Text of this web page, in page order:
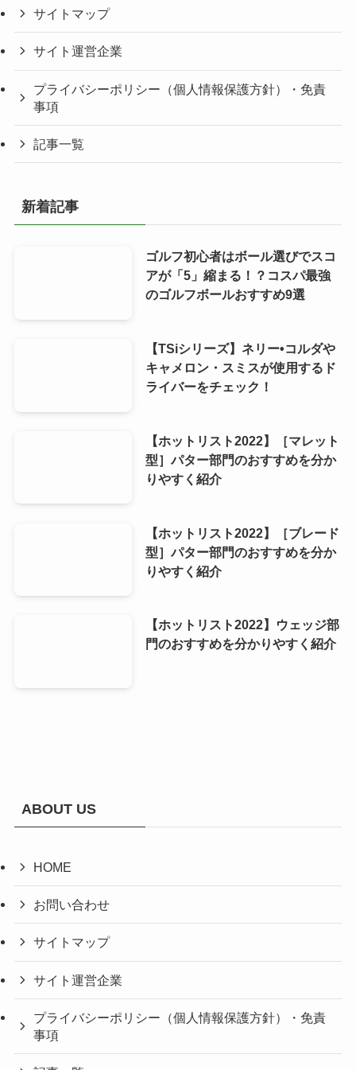
サイトマップ
サイト運営企業
プライバシーポリシー（個人情報保護方針）・免責
事項
記事一覧
新着記事
ゴルフ初心者はボール選びでスコ
アが「5」縮まる！？コスパ最強
のゴルフボールおすすめ9選
【TSiシリーズ】ネリー•コルダや
キャメロン・スミスが使用するド
ライバーをチェック！
【ホットリスト2022】［マレット
型］パター部門のおすすめを分か
りやすく紹介
【ホットリスト2022】［ブレード
型］パター部門のおすすめを分か
りやすく紹介
【ホットリスト2022】ウェッジ部
門のおすすめを分かりやすく紹介
ABOUT US
HOME
お問い合わせ
サイトマップ
サイト運営企業
プライバシーポリシー（個人情報保護方針）・免責
事項